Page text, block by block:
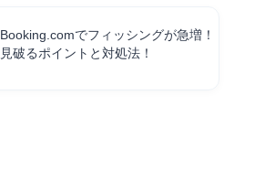
Booking.comでフィッシングが急増！
見破るポイントと対処法！